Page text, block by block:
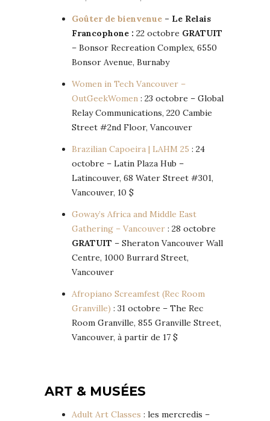
Goûter de bienvenue – Le Relais
Francophone : 22 octobre GRATUIT
– Bonsor Recreation Complex, 6550
Bonsor Avenue, Burnaby
Women in Tech Vancouver –
OutGeekWomen : 23 octobre – Global
Relay Communications, 220 Cambie
Street #2nd Floor, Vancouver
Brazilian Capoeira | LAHM 25 : 24
octobre – Latin Plaza Hub –
Latincouver, 68 Water Street #301,
Vancouver, 10 $
Goway’s Africa and Middle East
Gathering – Vancouver : 28 octobre
GRATUIT – Sheraton Vancouver Wall
Centre, 1000 Burrard Street,
Vancouver
Afropiano Screamfest (Rec Room
Granville) : 31 octobre – The Rec
Room Granville, 855 Granville Street,
Vancouver, à partir de 17 $
ART & MUSÉES
Adult Art Classes : les mercredis –